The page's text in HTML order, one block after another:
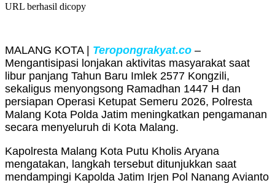
URL berhasil dicopy
MALANG KOTA | Teropongrakyat.co –
Mengantisipasi lonjakan aktivitas masyarakat saat
libur panjang Tahun Baru Imlek 2577 Kongzili,
sekaligus menyongsong Ramadhan 1447 H dan
persiapan Operasi Ketupat Semeru 2026, Polresta
Malang Kota Polda Jatim meningkatkan pengamanan
secara menyeluruh di Kota Malang.
Kapolresta Malang Kota Putu Kholis Aryana
mengatakan, langkah tersebut ditunjukkan saat
mendampingi Kapolda Jatim Irjen Pol Nanang Avianto